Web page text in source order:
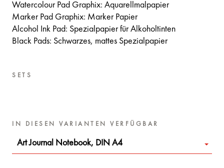
Watercolour Pad Graphix: Aquarellmalpapier
Marker Pad Graphix: Marker Papier
Alcohol Ink Pad: Spezialpapier für Alkoholtinten
Black Pads: Schwarzes, mattes Spezialpapier
SETS
IN DIESEN VARIANTEN VERFÜGBAR
Art Journal Notebook, DIN A4